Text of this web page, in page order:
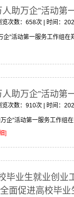
助万企”活动第
览次数：658次 | 时间：
”活动第一服务工作组在
助万企”活动第
览次数：910次 | 时间：
”活动第一服务工作组
]
毕业生就业创业
面促进高校毕